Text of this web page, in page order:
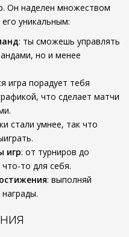
Он наделен множеством
уникальным:
: ты сможешь управлять
но и менее
игра порадует тебя
что сделает матчи
стали умнее, так что
игр: от турниров до
то для себя.
: выполняй